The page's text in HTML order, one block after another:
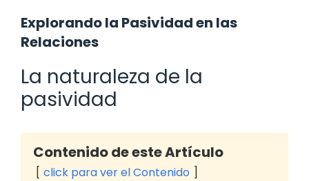
Explorando la Pasividad en las
Relaciones
La naturaleza de la
pasividad
Contenido de este Artículo
click para ver el Contenido